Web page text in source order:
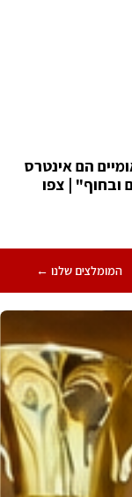
הם אינטרס
ובחוף" | צפו
המומלצים שלנו ←